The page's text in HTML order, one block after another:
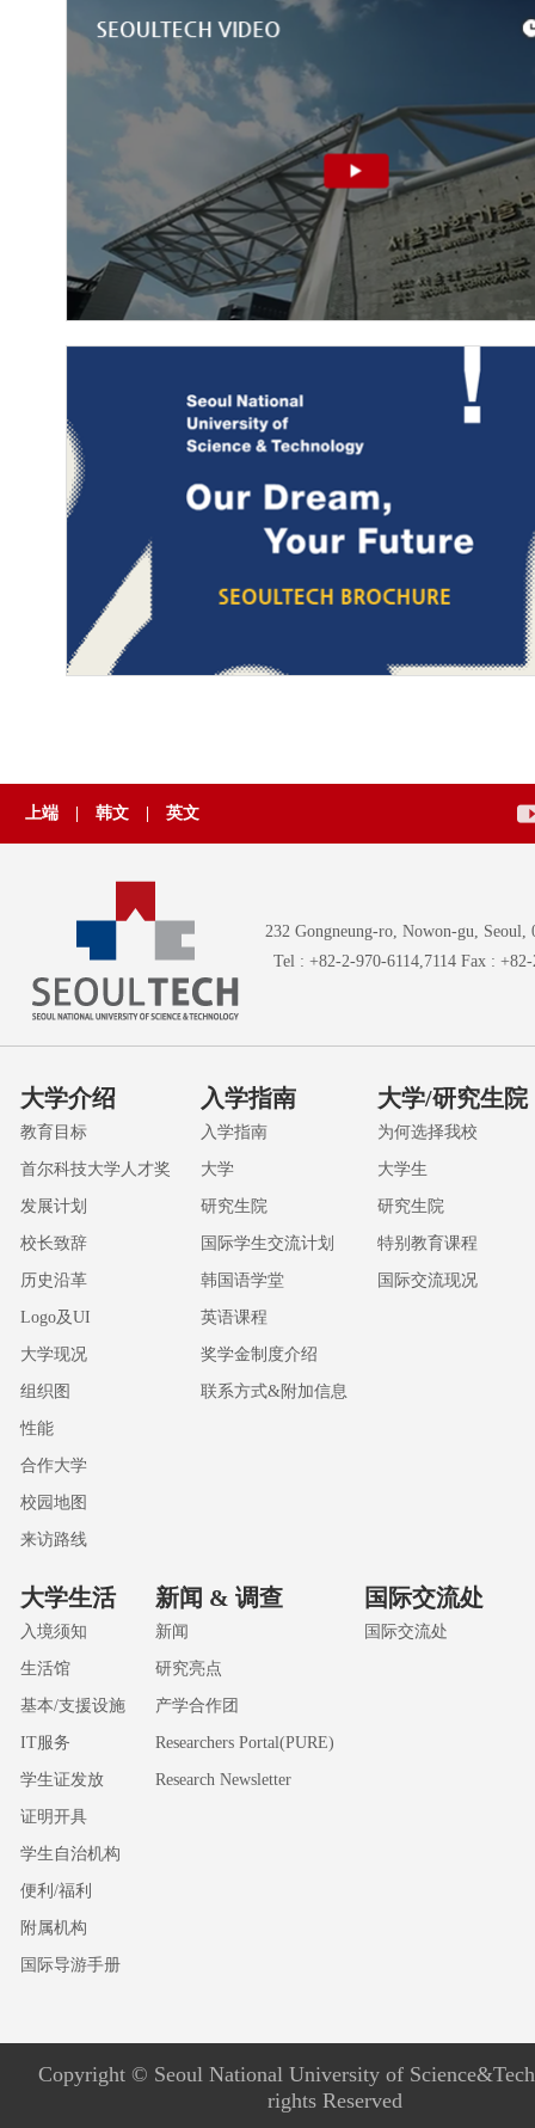
上端 | 韩文 | 英文
232 Gongneung-ro, Nowon-gu, Seoul,
Tel : +82-2-970-6114,7114 Fax :
大学介绍
教育目标
首尔科技大学人才奖
发展计划
校长致辞
历史沿革
Logo及UI
大学现况
组织图
性能
合作大学
校园地图
来访路线
入学指南
入学指南
大学
研究生院
国际学生交流计划
韩国语学堂
英语课程
奖学金制度介绍
联系方式&附加信息
大学/研究生院
为何选择我校
大学生
研究生院
特别教育课程
国际交流现况
大学生活
入境须知
生活馆
基本/支援设施
IT服务
学生证发放
证明开具
学生自治机构
便利/福利
附属机构
国际导游手册
新闻 & 调查
新闻
研究亮点
产学合作团
Researchers Portal(PURE)
Research Newsletter
国际交流处
国际交流处
Copyright © Seoul National University of
rights Reserved